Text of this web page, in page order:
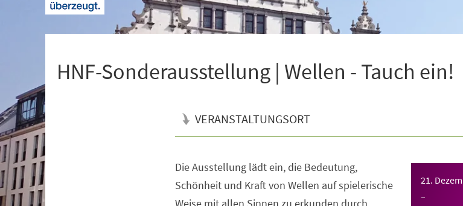
HNF-Sonderausstellung | Wellen - Tauch ein!
VERANSTALTUNGSORT
21.
–
Die Ausstellung lädt ein, die Bedeutung,
Schönheit und Kraft von Wellen auf spielerische